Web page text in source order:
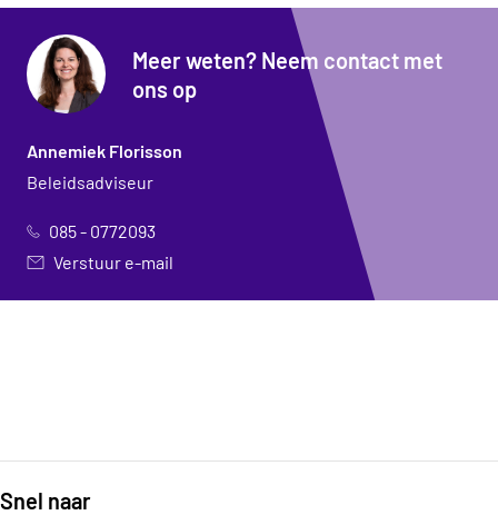
Meer weten? Neem contact met
ons op
Annemiek Florisson
Beleidsadviseur
085 - 0772093
Verstuur e-mail
Snel naar